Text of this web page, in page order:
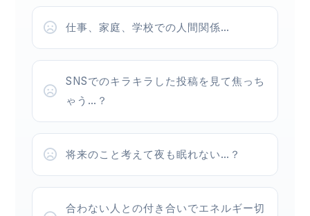
仕事、家庭、学校での人間関係…
SNSでのキラキラした投稿を見て焦っち
ゃう…？
将来のこと考えて夜も眠れない…？
合わない人との付き合いでエネルギー切